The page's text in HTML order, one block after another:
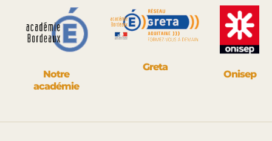
Notre
académie
Greta
Onisep